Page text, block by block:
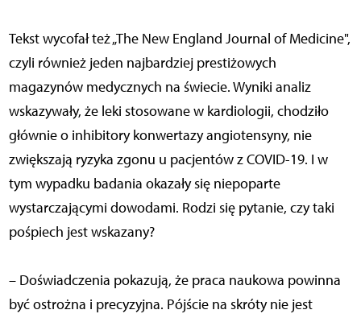
Tekst wycofał też „The New England Journal of Medicine",
czyli również jeden najbardziej prestiżowych
magazynów medycznych na świecie. Wyniki analiz
wskazywały, że leki stosowane w kardiologii, chodziło
głównie o inhibitory konwertazy angiotensyny, nie
zwiększają ryzyka zgonu u pacjentów z COVID-19. I w
tym wypadku badania okazały się niepoparte
wystarczającymi dowodami. Rodzi się pytanie, czy taki
pośpiech jest wskazany?
– Doświadczenia pokazują, że praca naukowa powinna
być ostrożna i precyzyjna. Pójście na skróty nie jest